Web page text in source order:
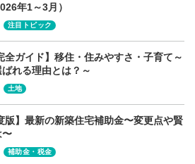
年1～3月）
注目トピック
全ガイド】移住・住みやすさ・子育て～
れる理由とは？～
土地
版】最新の新築住宅補助金〜変更点や賢
〜
補助金・税金